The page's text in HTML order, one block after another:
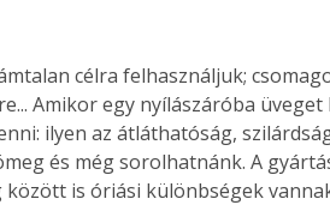
célra felhasználjuk;
Amikor egy nyílászáróba
ilyen az átláthatóság,
és még sorolhatnánk. A
között is óriási különbségek